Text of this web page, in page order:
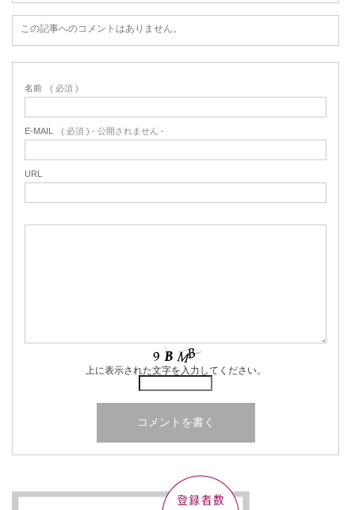
この記事へのコメントはありません。
名前 ( 必須 )
E-MAIL ( 必須 ) - 公開されません -
URL
上に表示された文字を入力してください。